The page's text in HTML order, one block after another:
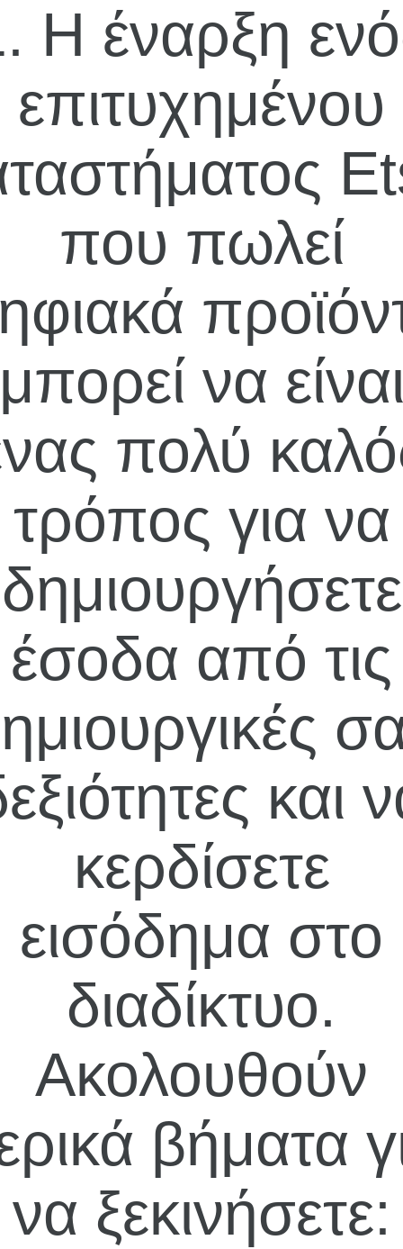
Η έναρξη
επιτυχημένου
που πωλεί
να
πολύ
τρόπος για να
δημιουργήσετε
έσοδα από τις
και
κερδίσετε
εισόδημα στο
διαδίκτυο.
Ακολουθούν
βήματα
να ξεκινήσετε: